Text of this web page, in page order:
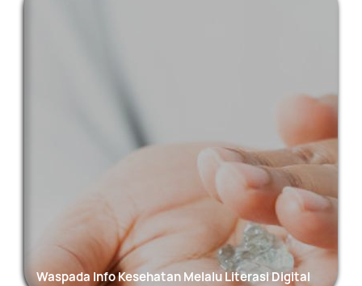
Waspada Info Kesehatan Melalu Literasi Digital